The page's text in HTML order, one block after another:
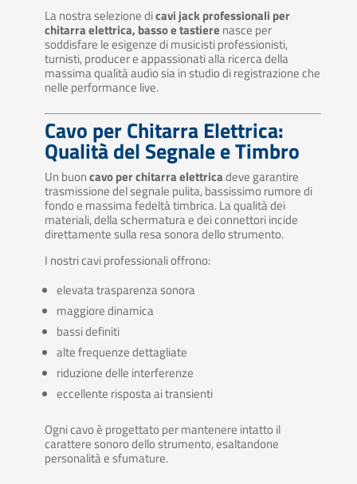
La nostra selezione dicavi jack professionali per
chitarra elettrica, basso e tastiere nasce per
soddisfare le esigenze di musicisti professionisti,
turnisti, producer e appassionati alla ricerca della
massima qualità audio sia in studio di registrazione che
nelle performance live.
Cavo per Chitarra Elettrica:
Qualità del Segnale e Timbro
Un buoncavo per chitarra elettricadeve garantire
trasmissione del segnale pulita, bassissimo rumore di
fondo e massima fedeltà timbrica. La qualità dei
materiali, della schermatura e dei connettori incide
direttamente sulla resa sonora dello strumento.
I nostri cavi professionali offrono:
elevata trasparenza sonora
maggiore dinamica
bassi definiti
alte frequenze dettagliate
riduzione delle interferenze
eccellente risposta ai transienti
Ogni cavo è progettato per mantenere intatto il
carattere sonoro dello strumento, esaltandone
personalità e sfumature.